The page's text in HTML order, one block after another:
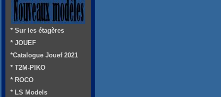
* Sur les étagères
* JOUEF
*Catalogue Jouef 2021
* T2M-PIKO
* ROCO
* LS Models